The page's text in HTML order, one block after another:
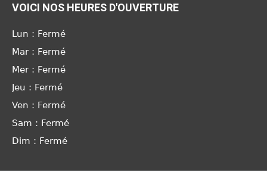
VOICI NOS HEURES D'OUVERTURE
Lun : Fermé
Mar : Fermé
Mer : Fermé
Jeu : Fermé
Ven : Fermé
Sam : Fermé
Dim : Fermé